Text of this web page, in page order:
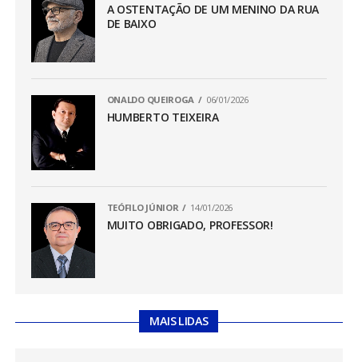
A OSTENTAÇÃO DE UM MENINO DA RUA
DE BAIXO
ONALDO QUEIROGA 06/01/2026
HUMBERTO TEIXEIRA
TEÓFILO JÚNIOR 14/01/2026
MUITO OBRIGADO, PROFESSOR!
MAIS LIDAS